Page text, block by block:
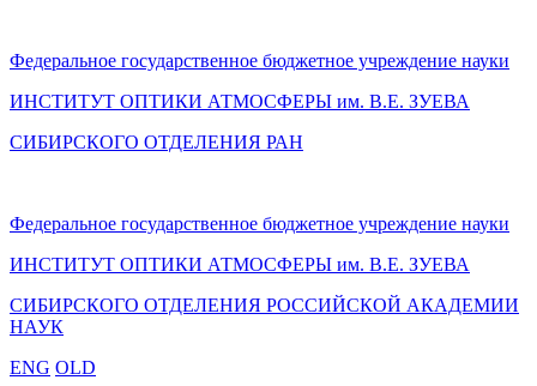
Федеральное государственное бюджетное учреждение науки
ИНСТИТУТ ОПТИКИ АТМОСФЕРЫ им. В.Е. ЗУЕВА
СИБИРСКОГО ОТДЕЛЕНИЯ РАН
Федеральное государственное бюджетное учреждение науки
ИНСТИТУТ ОПТИКИ АТМОСФЕРЫ им. В.Е. ЗУЕВА
СИБИРСКОГО ОТДЕЛЕНИЯ РОССИЙСКОЙ АКАДЕМИИ
НАУК
ENG OLD